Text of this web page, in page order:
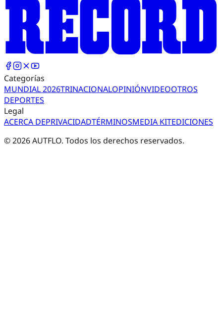
Categorías
MUNDIAL 2026TRINACIONALOPINIÓNVIDEOOTROS
DEPORTES
Legal
ACERCA DEPRIVACIDADTÉRMINOSMEDIA KITEDICIONES
©2026AUTFLO. Todos los derechos reservados.